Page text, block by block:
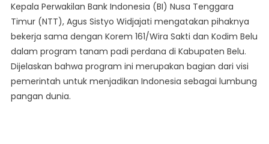
Kepala Perwakilan Bank Indonesia (BI) Nusa Tenggara
Timur (NTT), Agus Sistyo Widjajati mengatakan pihaknya
bekerja sama dengan Korem 161/Wira Sakti dan Kodim Belu
dalam program tanam padi perdana di Kabupaten Belu.
Dijelaskan bahwa program ini merupakan bagian dari visi
pemerintah untuk menjadikan Indonesia sebagai lumbung
pangan dunia.